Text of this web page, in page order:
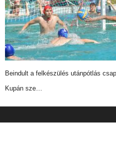
Beindult a felkészülés utánpótlás
Kupán sze…